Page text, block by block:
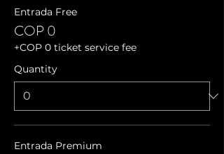
Entrada Free
COP 0
+COP 0 ticket service fee
Quantity
Entrada Premium